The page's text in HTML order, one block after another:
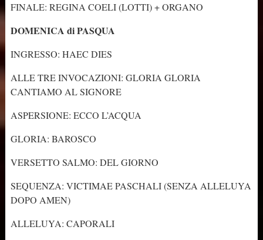
FINALE: REGINA COELI (LOTTI) + ORGANO
DOMENICA di PASQUA
INGRESSO: HAEC DIES
ALLE TRE INVOCAZIONI: GLORIA GLORIA
CANTIAMO AL SIGNORE
ASPERSIONE: ECCO L’ACQUA
GLORIA: BAROSCO
VERSETTO SALMO: DEL GIORNO
SEQUENZA: VICTIMAE PASCHALI (SENZA ALLELUYA
DOPO AMEN)
ALLELUYA: CAPORALI